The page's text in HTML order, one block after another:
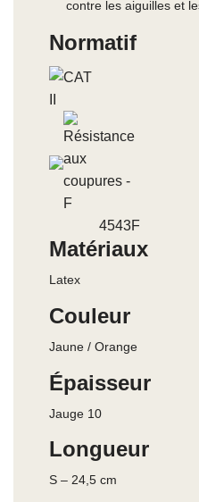
contre les aiguilles et
Normatif
4543F
Matériaux
Latex
Couleur
Jaune / Orange
Épaisseur
Jauge 10
Longueur
S – 24,5 cm